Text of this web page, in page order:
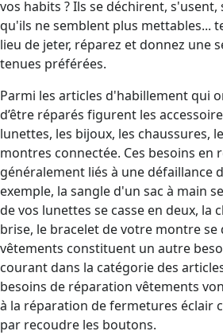
vos habits ? Ils se déchirent,
qu'ils ne semblent plus mettables...
lieu de jeter, réparez et donnez une
tenues préférées.
Parmi les articles d'habillement qui
d’être réparés figurent les
lunettes, les bijoux, les chaussures,
montres connectée. Ces besoins en
généralement liés à une défaillance
exemple, la sangle d'un sac à main
de vos lunettes se casse en deux, la
brise, le bracelet de votre montre se
vêtements constituent un autre
courant dans la catégorie des
besoins de réparation vêtements
à la réparation de fermetures éclair
par recoudre les boutons.